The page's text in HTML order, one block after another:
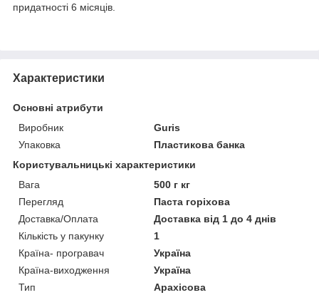
придатності 6 місяців.
Характеристики
Основні атрибути
Виробник
Guris
Упаковка
Пластикова банка
Користувальницькі характеристики
Вага
500 г кг
Перегляд
Паста горіхова
Доставка/Оплата
Доставка від 1 до 4 днів
Кількість у пакунку
1
Країна- програвач
Україна
Країна-виходження
Україна
Тип
Арахісова